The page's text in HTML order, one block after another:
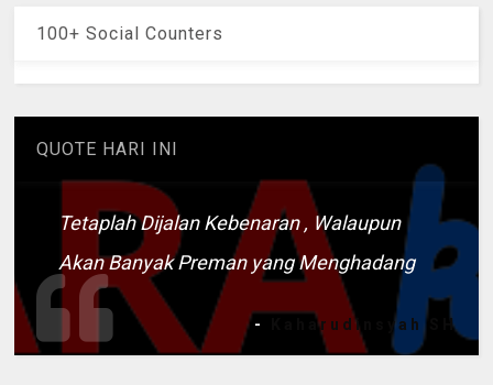
100+ Social Counters
QUOTE HARI INI
Tetaplah Dijalan Kebenaran , Walaupun
Akan Banyak Preman yang Menghadang
- Kaharudinsyah SH